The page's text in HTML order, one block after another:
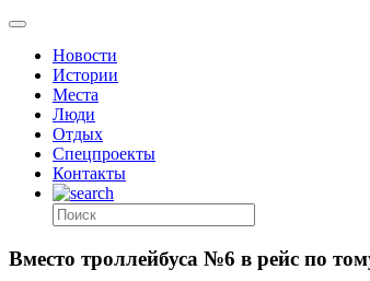
Новости
Истории
Места
Люди
Отдых
Спецпроекты
Контакты
Вместо троллейбуса №6 в рейс по